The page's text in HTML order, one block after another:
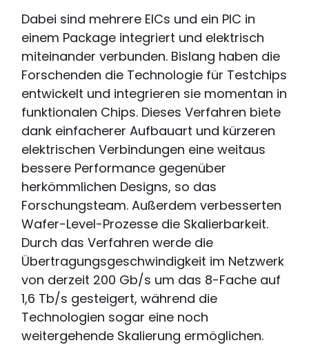
Dabei sind mehrere EICs und ein PIC in
einem Package integriert und elektrisch
miteinander verbunden. Bislang haben die
Forschenden die Technologie für Testchips
entwickelt und integrieren sie momentan in
funktionalen Chips. Dieses Verfahren biete
dank einfacherer Aufbauart und kürzeren
elektrischen Verbindungen eine weitaus
bessere Performance gegenüber
herkömmlichen Designs, so das
Forschungsteam. Außerdem verbesserten
Wafer-Level-Prozesse die Skalierbarkeit.
Durch das Verfahren werde die
Übertragungsgeschwindigkeit im Netzwerk
von derzeit 200 Gb/s um das 8-Fache auf
1,6 Tb/s gesteigert, während die
Technologien sogar eine noch
weitergehende Skalierung ermöglichen.